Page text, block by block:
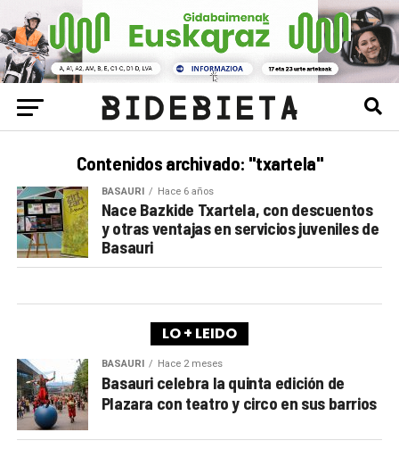
Contenidos archivado: "txartela"
BASAURI Hace 6 años
Nace Bazkide Txartela, con descuentos
y otras ventajas en servicios juveniles de
Basauri
LO + LEIDO
BASAURI Hace 2 meses
Basauri celebra la quinta edición de
Plazara con teatro y circo en sus barrios